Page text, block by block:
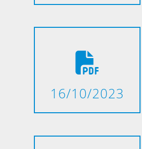
16/10/2023